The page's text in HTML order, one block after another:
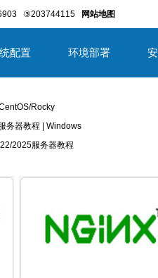
③203744115 网站地图
配置 环境部署
Rocky
务器教程 | Windows
2025服务器教程